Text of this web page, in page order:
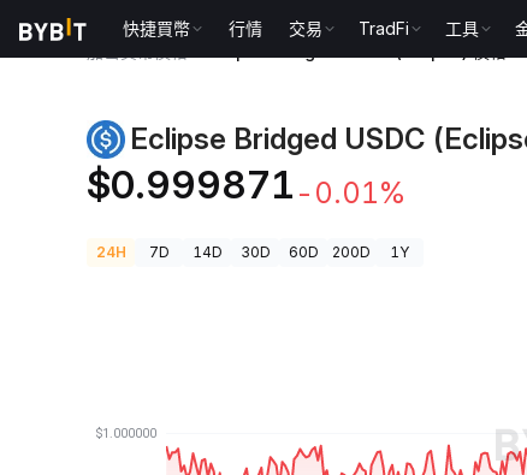
快捷買幣 行情 交易 TradFi 工具
Eclipse Bridged USDC
$0.999871 -0.01%
24H 7D 14D 30D 60D 200D 1Y